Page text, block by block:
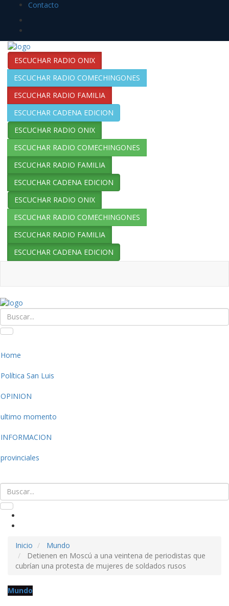
Contacto
ESCUCHAR RADIO ONIX
ESCUCHAR RADIO COMECHINGONES
ESCUCHAR RADIO FAMILIA
ESCUCHAR CADENA EDICION
ESCUCHAR RADIO ONIX
ESCUCHAR RADIO COMECHINGONES
ESCUCHAR RADIO FAMILIA
ESCUCHAR CADENA EDICION
ESCUCHAR RADIO ONIX
ESCUCHAR RADIO COMECHINGONES
ESCUCHAR RADIO FAMILIA
ESCUCHAR CADENA EDICION
Home
Política San Luis
OPINION
ultimo momento
INFORMACION
provinciales
Inicio
Mundo
Detienen en Moscú a una veintena de periodistas que
cubrían una protesta de mujeres de soldados rusos
Mundo